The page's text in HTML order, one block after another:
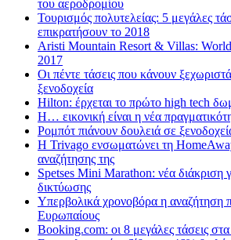
του αεροδρομίου
Τουρισμός πολυτελείας: 5 μεγάλες
επικρατήσουν το 2018
Aristi Mountain Resort & Villas:
2017
Οι πέντε τάσεις που κάνουν
ξενοδοχεία
Hilton: έρχεται τo πρώτο high tech
Η… εικονική είναι η νέα
Ρομπότ πιάνουν δουλειά σε
Η Trivago ενσωματώνει τη
αναζήτησης της
Spetses Mini Marathon: νέα διάκριση
δικτύωσης
Υπερβολικά χρονοβόρα η αναζήτηση
Ευρωπαίους
Booking.com: οι 8 μεγάλες τάσεις στα